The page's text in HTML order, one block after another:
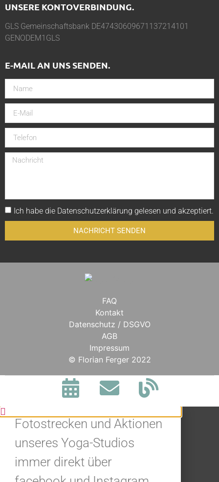
UNSERE KONTOVERBINDUNG.
GLS Gemeinschaftsbank DE47430609671137214101
GENODEM1GLS
E-MAIL AN UNS SENDEN.
Ich habe die Datenschutzerklärung gelesen und akzeptiert.
NACHRICHT SENDEN
FAQ
Kontakt
Datenschutz / DSGVO
AGB
Impressum
© Florian Ferger 2022
BLEIBE IN
VERBINDUNG.
Fotostrecken und Aktionen
unseres Yoga-Studios
immer direkt über